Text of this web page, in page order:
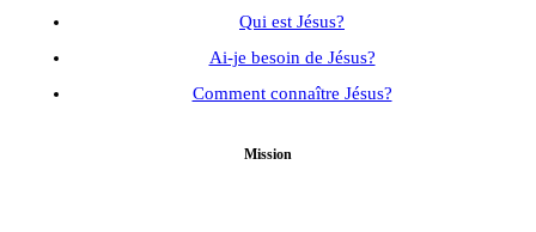
Qui est Jésus?
Ai-je besoin de Jésus?
Comment connaître Jésus?
Mission